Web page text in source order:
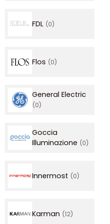
FDL (0)
Flos (0)
General Electric
(0)
Goccia
Illuminazione (0)
Innermost (0)
Karman (12)